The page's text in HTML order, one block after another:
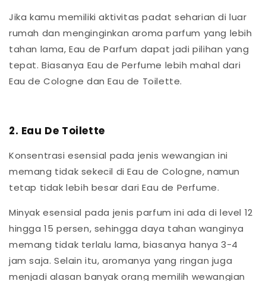
Jika kamu memiliki aktivitas padat seharian di luar
rumah dan menginginkan aroma parfum yang lebih
tahan lama, Eau de Parfum dapat jadi pilihan yang
tepat. Biasanya Eau de Perfume lebih mahal dari
Eau de Cologne dan Eau de Toilette.
2. Eau De Toilette
Konsentrasi esensial pada jenis wewangian ini
memang tidak sekecil di Eau de Cologne, namun
tetap tidak lebih besar dari Eau de Perfume.
Minyak esensial pada jenis parfum ini ada di level 12
hingga 15 persen, sehingga daya tahan wanginya
memang tidak terlalu lama, biasanya hanya 3-4
jam saja. Selain itu, aromanya yang ringan juga
menjadi alasan banyak orang memilih wewangian